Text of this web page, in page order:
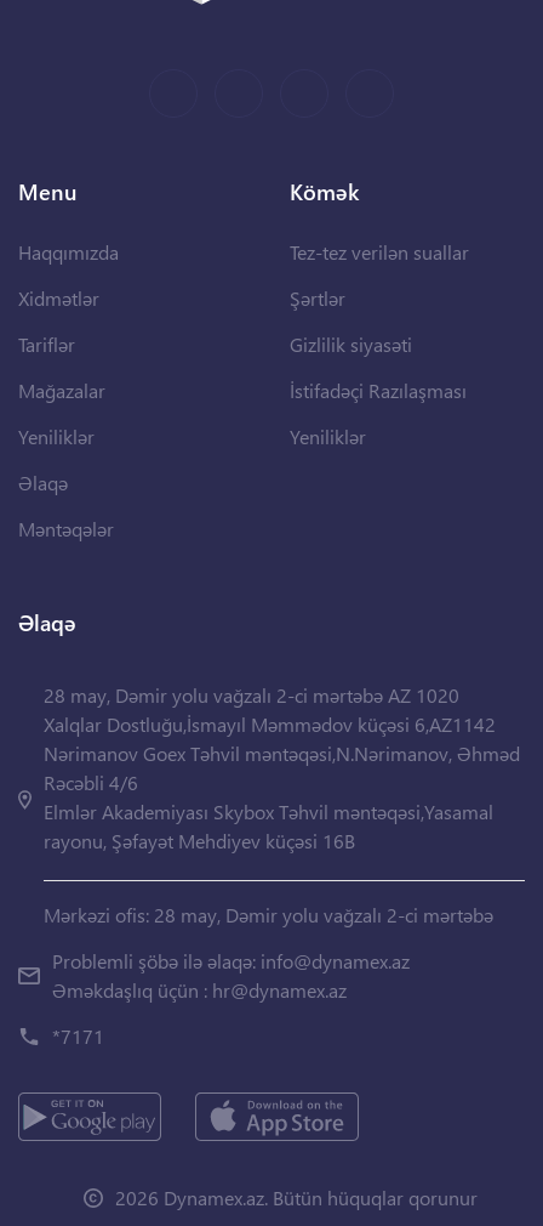
Menu
Haqqımızda
Xidmətlər
Tariflər
Mağazalar
Yeniliklər
Əlaqə
Məntəqələr
Kömək
Tez-tez verilən suallar
Şərtlər
Gizlilik siyasəti
İstifadəçi Razılaşması
Yeniliklər
Əlaqə
28 may, Dəmir yolu vağzalı 2-ci mərtəbə AZ 1020
Xalqlar Dostluğu,İsmayıl Məmmədov küçəsi 6,AZ1142
Nərimanov Goex Təhvil məntəqəsi,N.Nərimanov, Əhməd
Rəcəbli 4/6
Elmlər Akademiyası Skybox Təhvil məntəqəsi,Yasamal
rayonu, Şəfayət Mehdiyev küçəsi 16B
Mərkəzi ofis: 28 may, Dəmir yolu vağzalı 2-ci mərtəbə
Problemli şöbə ilə əlaqə: info@dynamex.az
Əməkdaşlıq üçün : hr@dynamex.az
*7171
2026 Dynamex.az. Bütün hüquqlar qorunur